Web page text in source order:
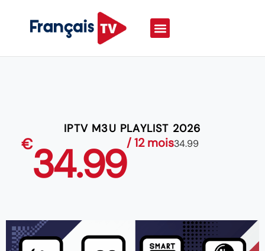
IPTV M3U PLAYLIST 2026
€34.99/ 12 mois34.99